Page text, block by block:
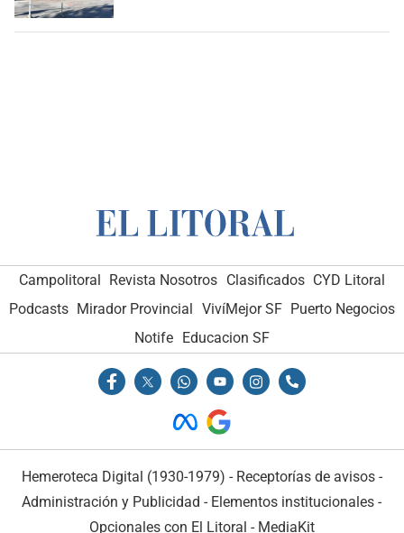
Campolitoral Revista Nosotros Clasificados CYD Litoral
Podcasts Mirador Provincial VivíMejor SF Puerto Negocios
Notife Educacion SF
Hemeroteca Digital (1930-1979) - Receptorías de avisos -
Administración y Publicidad - Elementos institucionales -
Opcionales con El Litoral - MediaKit